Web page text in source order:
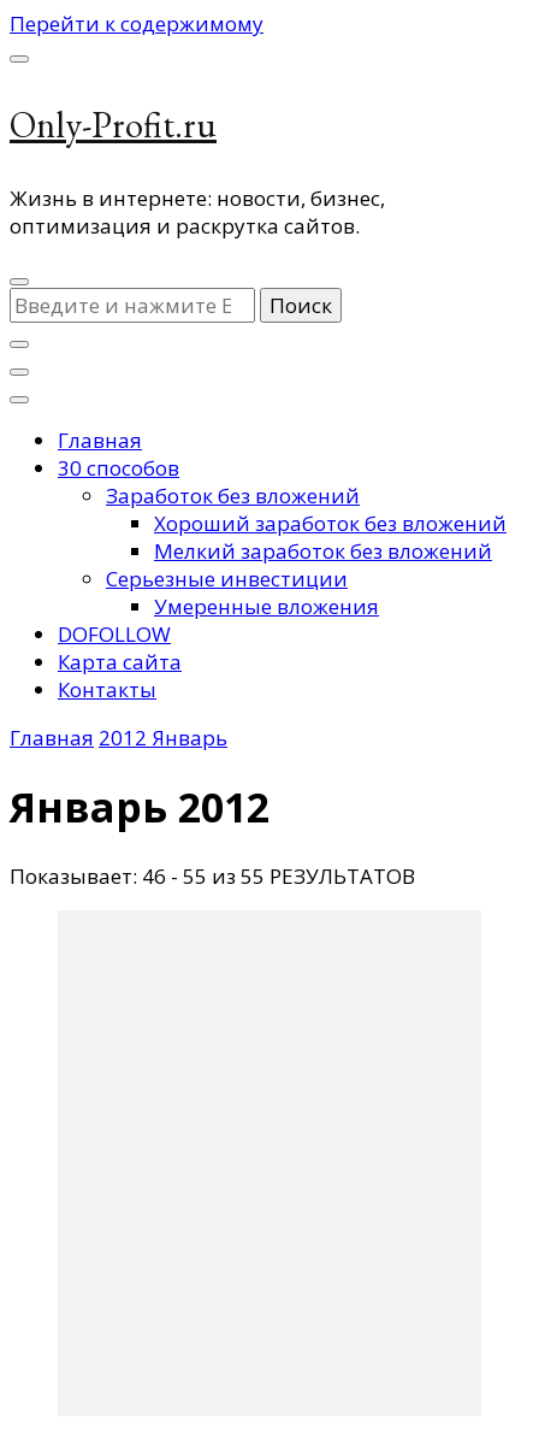
Перейти к содержимому
Only-Profit.ru
Жизнь в интернете: новости, бизнес,
оптимизация и раскрутка сайтов.
Ищите
что-
то?
Главная
30 способов
Заработок без вложений
Хороший заработок без вложений
Мелкий заработок без вложений
Серьезные инвестиции
Умеренные вложения
DOFOLLOW
Карта сайта
Контакты
Главная 2012 Январь
Январь 2012
Показывает: 46 - 55 из 55 РЕЗУЛЬТАТОВ